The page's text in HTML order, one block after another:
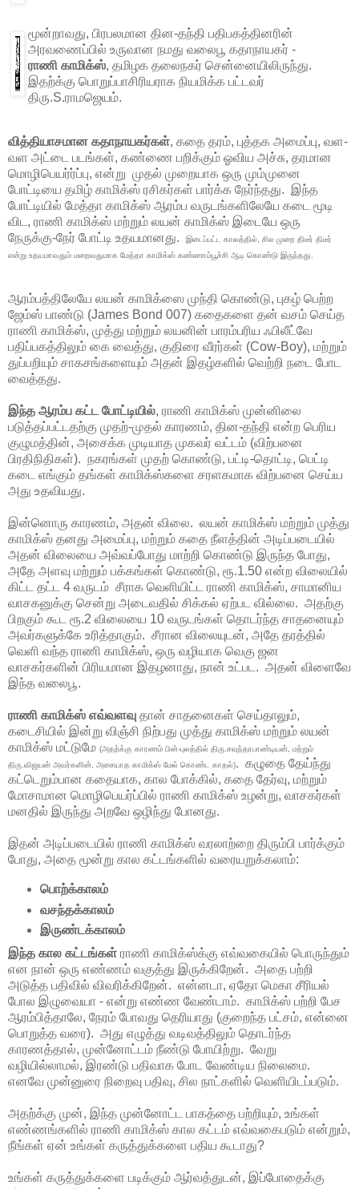
மூன்றாவது, பிரபலமான தின-தந்தி பதிபகத்தினரின்
அரவணைப்பில் உருவான நமது வலைபூ கதாநாயகர் -
ராணி காமிக்ஸ், தமிழக தலைநகர் சென்னையிலிருந்து.
இதற்க்கு பொறுப்பாசிரியராக நியமிக்க பட்டவர்
திரு.S.ராமஜெயம்.
வித்தியாசமான கதாநாயகர்கள், கதை தரம், புத்தக அமைப்பு, வள-
வள அட்டை படங்கள், கண்ணை பறிக்கும் ஓவிய அச்சு, தரமான
மொழிபெயர்ர்ப்பு, என்று முதல் முறையாக ஒரு மும்முனை
போட்டியை தமிழ் காமிக்ஸ் ரசிகர்கள் பார்க்க நேர்ந்தது. இந்த
போட்டியில் மேத்தா காமிக்ஸ் ஆரம்ப வருடங்களிலேயே கடை மூடி
விட, ராணி காமிக்ஸ் மற்றும் லயன் காமிக்ஸ் இடையே ஒரு
நேருக்கு-நேர் போட்டி உதயமானது.
இடைப்பட்ட காலத்தில், சில முறை திடீர் திடீர்
என்று உதயமாவதும் மறைவதுமாக மேத்தா காமிக்ஸ் கண்ணாம்பூச்சி ஆடி கொண்டு இருந்தது.
ஆரம்பத்திலேயே லயன் காமிக்ஸை முந்தி கொண்டு, புகழ் பெற்ற
ஜேம்ஸ் பாண்டு (James Bond 007) கதைகளை தன் வசம் செய்த
ராணி காமிக்ஸ், முத்து மற்றும் லயனின் பாரம்பரிய ஃபிலீட்வே
பதிப்பகத்திலும் கை வைத்து, குதிரை வீரர்கள் (Cow-Boy), மற்றும்
துப்பறியும் சாகசங்களையும் அதன் இதழ்களில் வெற்றி நடை போட
வைத்தது.
இந்த ஆரம்ப கட்ட போட்டியில், ராணி காமிக்ஸ் முன்னிலை
படுத்தப்பட்டதற்கு முதற்-முதல் காரணம், தின-தந்தி என்ற பெரிய
குழுமத்தின், அசைக்க முடியாத முகவர் வட்டம் (விற்பனை
பிரதிநிதிகள்). நகரங்கள் முதற் கொண்டு, பட்டி-தொட்டி, பெட்டி
கடை எங்கும் தங்கள் காமிக்ஸ்களை சரளகமாக விற்பனை செய்ய
அது உதவியது.
இன்னொரு காரணம், அதன் விலை. லயன் காமிக்ஸ் மற்றும் முத்து
காமிக்ஸ் தனது அமைப்பு, மற்றும் கதை நீளத்தின் அடிப்படையில்
அதன் விலையை அவ்வப்போது மாற்றி கொண்டு இருந்த போது,
அதே அளவு மற்றும் பக்கங்கள் கொண்டு, ரூ.1.50 என்ற விலையில்
கிட்ட தட்ட 4 வருடம் சீராக வெளியிட்ட ராணி காமிக்ஸ், சாமானிய
வாசகனுக்கு சென்று அடைவதில் சிக்கல் ஏற்பட வில்லை. அதற்கு
பிறகும் கூட ரூ.2 விலையை 10 வருடங்கள் தொடர்ந்த சாதனையும்
அவர்களுக்கே உரித்தாகும். சீரான விலையுடன், அதே தரத்தில்
வெளி வந்த ராணி காமிக்ஸ், ஒரு வழியாக வெகு ஜன
வாசகர்களின் பிரியமான இதழனாது, நான் உட்பட. அதன் விளைவே
இந்த வலைபூ.
ராணி காமிக்ஸ் எவ்வளவு தான் சாதனைகள் செய்தாலும்,
கடைசியில் இன்று விஞ்சி நிற்பது முத்து காமிக்ஸ் மற்றும் லயன்
காமிக்ஸ் மட்டுமே (அதற்க்கு காரணம் பின்-புலத்தில் திரு.சவுந்தரபாண்டியன், மற்றும்
திரு.விஜயன் அவர்களின், அசையாத காமிக்ஸ் மேல் கொண்ட காதல்). கழுதை தேய்ந்து
கட்டெறும்பான கதையாக, கால போக்கில், கதை தேர்வு, மற்றும்
மோசாமான மொழிபெயர்ப்பில் ராணி காமிக்ஸ் உழன்று, வாசகர்கள்
மனதில் இருந்து அறவே ஒழிந்து போனது.
இதன் அடிப்படையில் ராணி காமிக்ஸ் வரலாற்றை திரும்பி பார்க்கும்
போது, அதை மூன்று கால கட்டங்களில் வரையறுக்கலாம்:
பொற்க்காலம்
வசந்தக்காலம்
இருண்டக்காலம்
இந்த கால கட்டங்கள் ராணி காமிக்ஸ்க்கு எவ்வகையில் பொருந்தும்
என நான் ஒரு எண்ணம் வகுத்து இருக்கிறேன். அதை பற்றி
அடுத்த பதிவில் விவரிக்கிறேன். என்னடா, ஏதோ மெகா சீரியல்
போல இழுவையா - என்று எண்ண வேண்டாம். காமிக்ஸ் பற்றி பேச
ஆரம்பித்தாலே, நேரம் போவது தெரியாது (குறைந்த பட்சம், என்னை
பொறுத்த வரை). அது எழுத்து வடிவத்திலும் தொடர்ந்த
காரணத்தால், முன்னோட்டம் நீண்டு போயிற்று. வேறு
வழியில்லாமல், இரண்டு பதிவாக போட வேண்டிய நிலைமை.
எனவே முன்னுரை நிறைவு பதிவு, சில நாட்களில் வெளியிடப்படும்.
அதற்க்கு முன், இந்த முன்னோட்ட பாகத்தை பற்றியும், உங்கள்
எண்ணங்களில் ராணி காமிக்ஸ் கால கட்டம் எவ்வகைபடும் என்றும்,
நீங்கள் ஏன் உங்கள் கருத்துக்களை பதிய கூடாது?
உங்கள் கருத்துக்களை படிக்கும் ஆர்வத்துடன், இப்போதைக்கு